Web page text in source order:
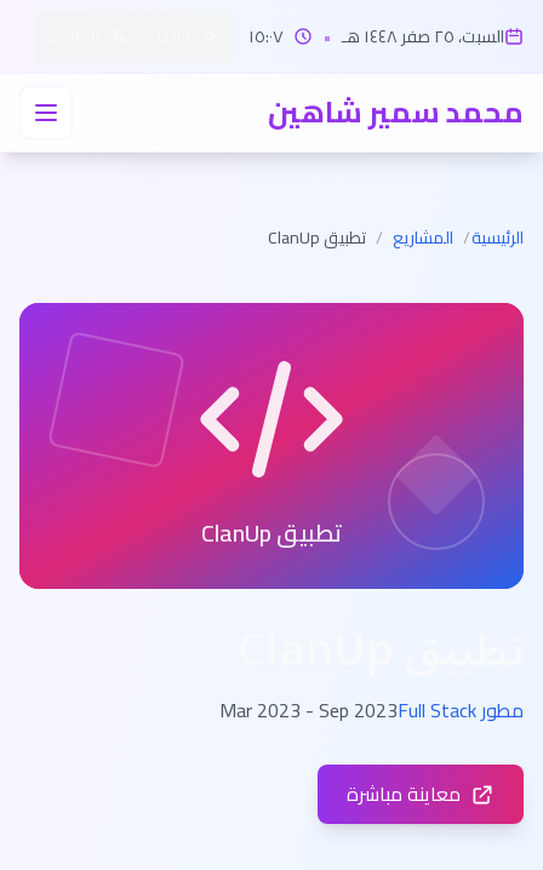
السبت، ٢٥ صفر ١٤٤٨ هـ • ١٥:٠٧
محمد سمير شاهين
الرئيسية/ المشاريع / تطبيق ClanUp
تطبيق ClanUp
مطور Full Stack Mar 2023 - Sep 2023
معاينة مباشرة